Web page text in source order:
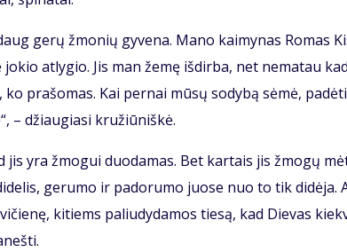
ge­rų žmo­nių gy­ve­na. Ma­no kai­my­nas Ro­mas
at­ly­gio. Jis man že­mę iš­dir­ba, net ne­ma­tau
pra­šo­mas. Kai per­nai mū­sų so­dy­bą sė­mė,
– džiau­gia­si kru­žiū­niš­kė.
yra žmo­gui duo­da­mas. Bet kar­tais jis žmo­gų
ge­ru­mo ir pa­do­ru­mo juo­se nuo to tik di­dė­ja.
ki­tiems pa­liu­dy­da­mos tie­są, kad Die­vas